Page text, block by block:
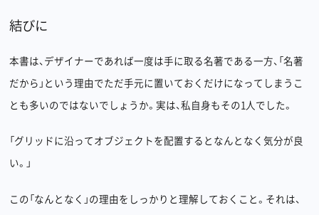
結びに
本書は、デザイナーであれば一度は手に取る名著である一方、「名著
だから」という理由でただ手元に置いておくだけになってしまうこ
とも多いのではないでしょうか。実は、私自身もその1人でした。
「グリッドに沿ってオブジェクトを配置するとなんとなく気分が良
い。」
この「なんとなく」の理由をしっかりと理解しておくこと。それは、